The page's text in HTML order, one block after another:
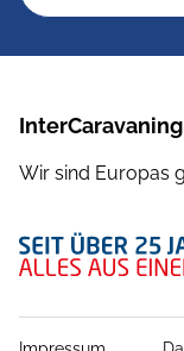
InterCaravaning
Wir sind Europas